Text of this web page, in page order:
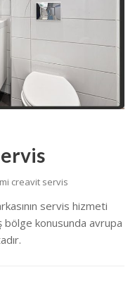
creavit servis
servis hizmeti
konusunda avrupa